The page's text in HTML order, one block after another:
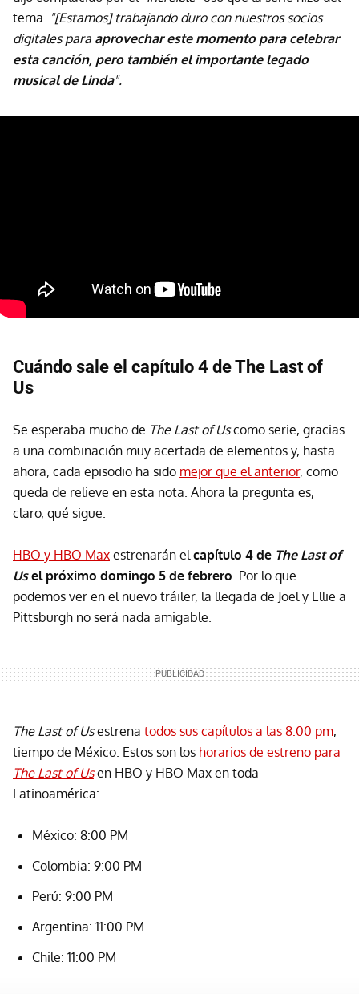
tema. "[Estamos] trabajando duro con nuestros socios
digitales para aprovechar este momento para celebrar
esta canción, pero también el importante legado
musical de Linda".
Cuándo sale el capítulo 4 de The Last of
Us
Se esperaba mucho de The Last of Uscomo serie, gracias
a una combinación muy acertada de elementos y, hasta
ahora, cada episodio ha sido mejor que el anterior, como
queda de relieve en esta nota. Ahora la pregunta es,
claro, qué sigue.
HBO y HBO Max estrenarán el capítulo 4 de The Last of
Usel próximo domingo 5 de febrero . Por lo que
podemos ver en el nuevo tráiler, la llegada de Joel y Ellie a
Pittsburgh no será nada amigable.
The Last of Usestrena todos sus capítulos a las 8:00 pm,
tiempo de México. Estos son los horarios de estreno para
The Last of Usen HBO y HBO Max en toda
Latinoamérica:
México: 8:00 PM
Colombia: 9:00 PM
Perú: 9:00 PM
Argentina: 11:00 PM
Chile: 11:00 PM